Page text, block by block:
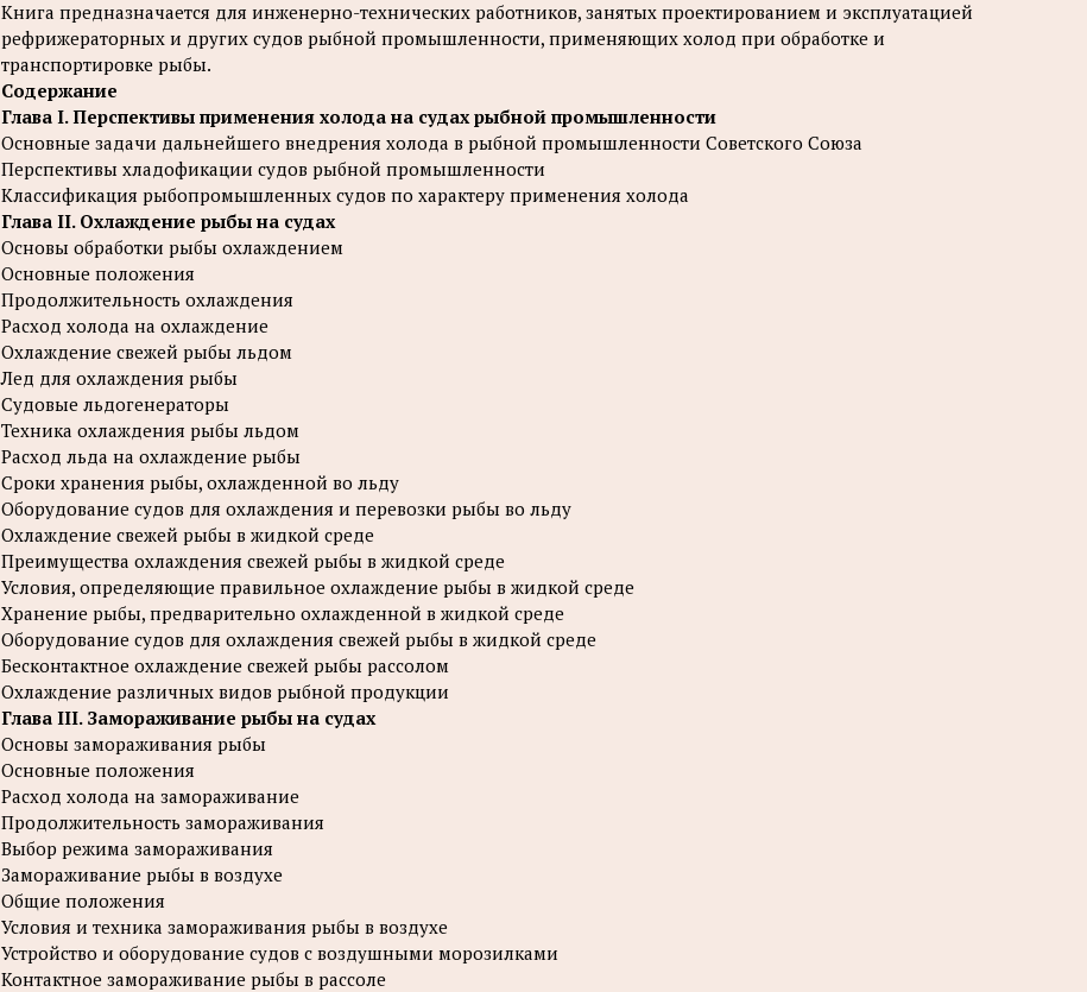
Книга предназначается для инженерно-технических работников, занятых проектированием и эксплуатацией
рефрижераторных и других судов рыбной промышленности, применяющих холод при обработке и
транспортировке рыбы.
Содержание
Глава I. Перспективы применения холода на судах рыбной промышленности
Основные задачи дальнейшего внедрения холода в рыбной промышленности Советского Союза
Перспективы хладофикации судов рыбной промышленности
Классификация рыбопромышленных судов по характеру применения холода
Глава II. Охлаждение рыбы на судах
Основы обработки рыбы охлаждением
Основные положения
Продолжительность охлаждения
Расход холода на охлаждение
Охлаждение свежей рыбы льдом
Лед для охлаждения рыбы
Судовые льдогенераторы
Техника охлаждения рыбы льдом
Расход льда на охлаждение рыбы
Сроки хранения рыбы, охлажденной во льду
Оборудование судов для охлаждения и перевозки рыбы во льду
Охлаждение свежей рыбы в жидкой среде
Преимущества охлаждения свежей рыбы в жидкой среде
Условия, определяющие правильное охлаждение рыбы в жидкой среде
Хранение рыбы, предварительно охлажденной в жидкой среде
Оборудование судов для охлаждения свежей рыбы в жидкой среде
Бесконтактное охлаждение свежей рыбы рассолом
Охлаждение различных видов рыбной продукции
Глава III. Замораживание рыбы на судах
Основы замораживания рыбы
Основные положения
Расход холода на замораживание
Продолжительность замораживания
Выбор режима замораживания
Замораживание рыбы в воздухе
Общие положения
Условия и техника замораживания рыбы в воздухе
Устройство и оборудование судов с воздушными морозилками
Контактное замораживание рыбы в рассоле